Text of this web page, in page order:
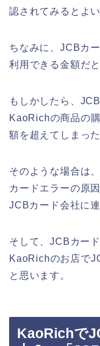
認されてみるとよ
ちなみに、JCBカ
利用できる金額だ
もしかしたら、
KaoRichの商品の
額を超えてしまっ
そのような場合は
カードエラーの原
JCBカード会社に
そして、JCBカー
KaoRichのお店で
と思います。
KaoRichで